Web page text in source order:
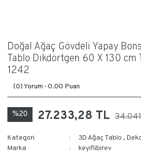
Doğal Ağaç Gövdeli Yapay
Tablo Dikdörtgen 60 X 130 cm
1242
(0) Yorum -0.00 Puan
%20 27.233,28 TL
Kategori 3D Ağaç Tablo ,
Marka
keyiflibirev